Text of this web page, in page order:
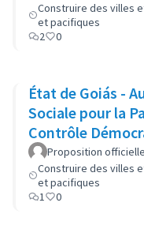
Construire des villes
et pacifiques
2
0
État de Goiás -
Sociale pour la
Contrôle
Proposition officielle
Construire des villes
et pacifiques
1
0